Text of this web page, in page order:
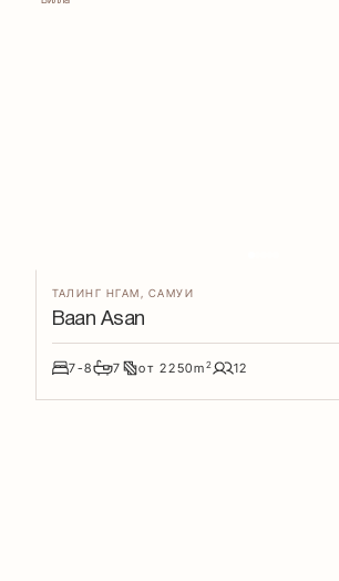
ТАЛИНГ НГАМ САМУИ
Baan Asan
7-8 7 от2250m 2 12